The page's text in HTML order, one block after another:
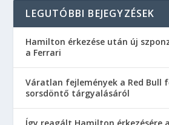
LEGUTÓBBI BEJEGYZÉSEK
Hamilton érkezése után új
a Ferrari
Váratlan fejlemények a Red Bull
sorsdöntő tárgyalásáról